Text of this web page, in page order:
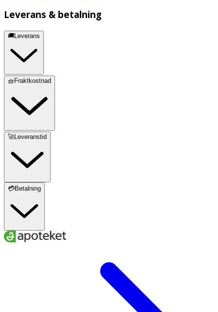
Leverans & betalning
🚚Leverans
🧺Fraktkostnad
🚀Leveranstid
💳Betalning